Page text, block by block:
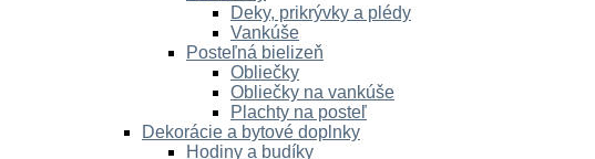
Deky, prikrývky a plédy
Vankúše
Posteľná bielizeň
Obliečky
Obliečky na vankúše
Plachty na posteľ
Dekorácie a bytové doplnky
Hodiny a budíky